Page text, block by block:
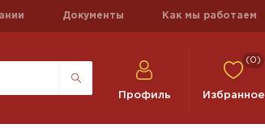
Документы Как мы работаем
Профиль
(0)
Избранное